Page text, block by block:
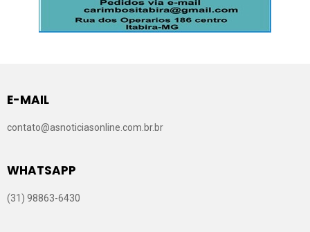
E-MAIL
contato@asnoticiasonline.com.br.br
WHATSAPP
(31) 98863-6430